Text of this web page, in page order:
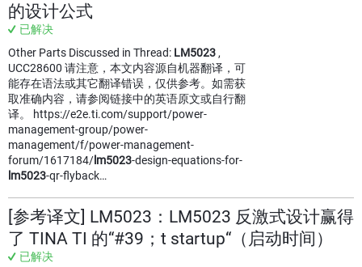
的设计公式
已解决
Other Parts Discussed in Thread: LM5023 ,
UCC28600 请注意，本文内容源自机器翻译，可
能存在语法或其它翻译错误，仅供参考。如需获
取准确内容，请参阅链接中的英语原文或自行翻
译。 https://e2e.ti.com/support/power-
management-group/power-
management/f/power-management-
forum/1617184/ lm5023-design-equations-for-
lm5023-qr-flyback…
[参考译文] LM5023：LM5023 反激式设计赢得
了 TINA TI 的“#39；t startup“（启动时间）
已解决